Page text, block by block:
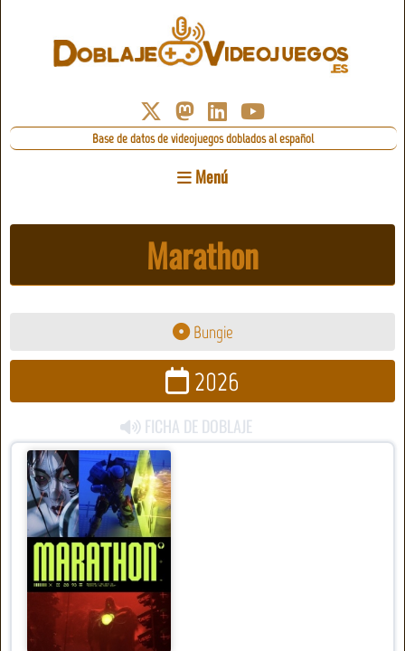
Base de datos de videojuegos doblados al español
Menú
Marathon
Bungie
2026
FICHA DE DOBLAJE